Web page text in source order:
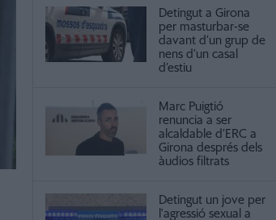
Detingut a Girona
per masturbar-se
davant d’un grup de
nens d’un casal
d’estiu
Marc Puigtió
renuncia a ser
alcaldable d’ERC a
Girona després dels
àudios filtrats
Detingut un jove per
l'agressió sexual a